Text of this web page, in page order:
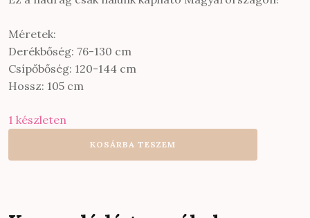
Méretek:
Derékbőség: 76-130 cm
Csípőbőség: 120-144 cm
Hossz: 105 cm
1 készleten
minőségű
derekú
KOSÁRBA TESZEM